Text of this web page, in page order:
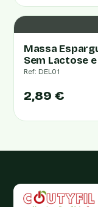
Massa
Sem Lactose
Ref: DEL01
2,89 €